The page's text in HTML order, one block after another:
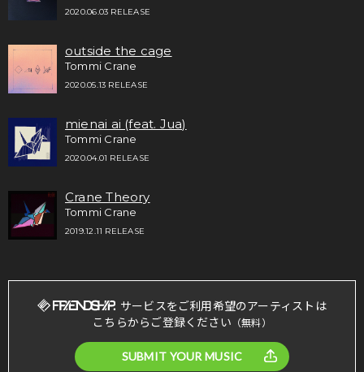
2020.06.03 RELEASE
outside the cage
Tommi Crane
2020.05.13 RELEASE
mienai ai (feat. Jua)
Tommi Crane
2020.04.01 RELEASE
Crane Theory
Tommi Crane
2019.12.11 RELEASE
サービスをご利用希望のアーティストは
こちらからご登録ください （無料）
SUBMIT YOUR MUSIC